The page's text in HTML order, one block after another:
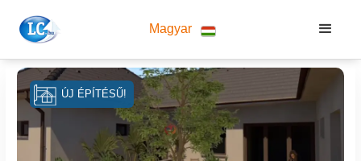
Magyar
ÚJ ÉPÍTÉSŰ!